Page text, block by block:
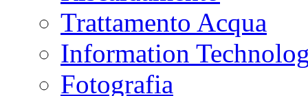
Trattamento Acqua
Information
Fotografia